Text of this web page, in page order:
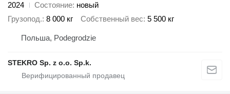
2024
Состояние новый
Грузопод. 8 000 кг Собственный вес 5 500 кг
Польша, Podegrodzie
STEKRO Sp. z o.o. Sp.k.